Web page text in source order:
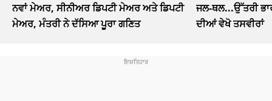
ਨਵਾਂ ਮੇਅਰ, ਸੀਨੀਅਰ ਡਿਪਟੀ ਮੇਅਰ ਅਤੇ ਡਿਪਟੀ
ਮੇਅਰ, ਮੰਤਰੀ ਨੇ ਦੱਸਿਆ ਪੂਰਾ ਗਣਿਤ
ਜਲ-ਥਲ...ਉੱਤਰੀ
ਦੀਆਂ ਵੇਖੋ ਤਸਵੀਰਾਂ